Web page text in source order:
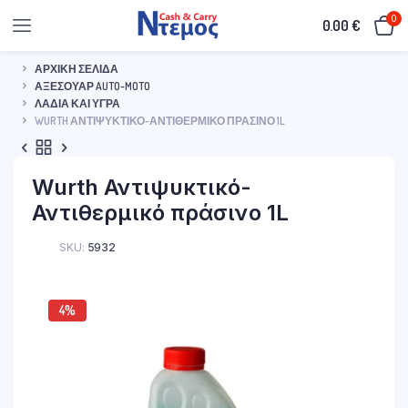
0.00€ 0
ΑΡΧΙΚΉ ΣΕΛΊΔΑ
ΑΞΕΣΟΥΆΡ AUTO-MOTO
ΛΆΔΙΑ ΚΑΙ ΥΓΡΆ
WURTH ΑΝΤΙΨΥΚΤΙΚΌ-ΑΝΤΙΘΕΡΜΙΚΌ ΠΡΆΣΙΝΟ 1L
Wurth Αντιψυκτικό-
Αντιθερμικό πράσινο 1L
SKU: 5932
4%